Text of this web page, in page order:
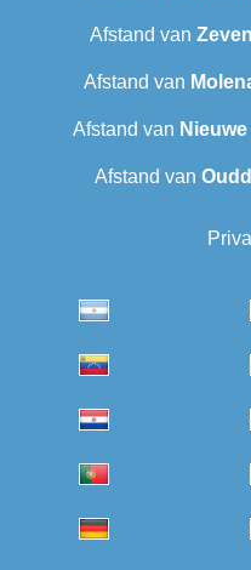
Afstand van
Afstand van
Afstand van
Afstand van